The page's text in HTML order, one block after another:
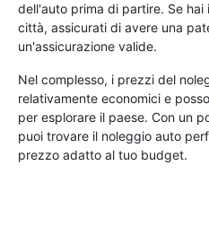
dell'auto prima di partire. Se
città, assicurati di avere una
un'assicurazione valide.
Nel complesso, i prezzi del
relativamente economici e
per esplorare il paese. Con un
puoi trovare il noleggio auto
prezzo adatto al tuo budget.